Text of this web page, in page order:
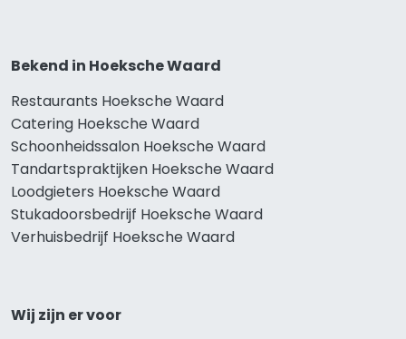
Bekend in Hoeksche Waard
Restaurants Hoeksche Waard
Catering Hoeksche Waard
Schoonheidssalon Hoeksche Waard
Tandartspraktijken Hoeksche Waard
Loodgieters Hoeksche Waard
Stukadoorsbedrijf Hoeksche Waard
Verhuisbedrijf Hoeksche Waard
Wij zijn er voor